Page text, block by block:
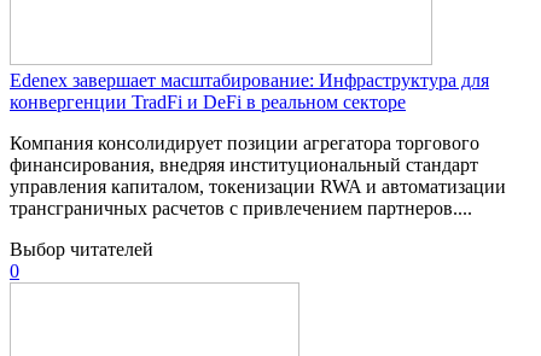
Edenex завершает масштабирование: Инфраструктура для
конвергенции TradFi и DeFi в реальном секторе
Компания консолидирует позиции агрегатора торгового
финансирования, внедряя институциональный стандарт
управления капиталом, токенизации RWA и автоматизации
трансграничных расчетов с привлечением партнеров....
Выбор читателей
0